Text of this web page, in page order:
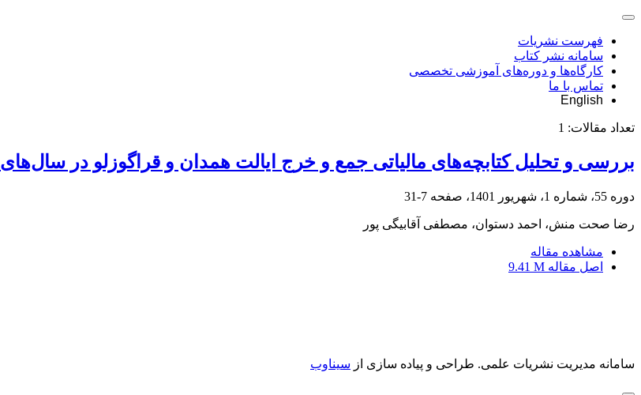
فهرست نشریات
سامانه نشر کتاب
کارگاه‌ها و دوره‌های آموزشی تخصصی
تماس با ما
English
تعداد مقالات: 1
بررسی و تحلیل کتابچه‌های مالیاتی جمع و خرج ایالت همدان و قراگوزلو در سال‌های 1304 و 1306 ق
دوره 55، شماره 1، شهریور 1401، صفحه 7-31
رضا صحت منش، احمد دستوان، مصطفی آقابیگی پور
مشاهده مقاله
اصل مقاله 9.41 M
سامانه مدیریت نشریات علمی. طراحی و پیاده سازی از سیناوب